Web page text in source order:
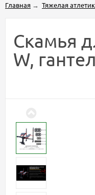
Главная → Тяжелая
Скамья
W,